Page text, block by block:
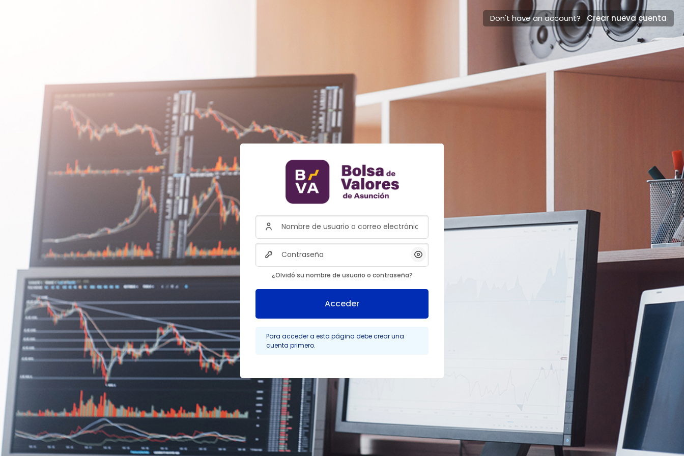
Don't have an account? Crear nueva cuenta
Saltar a creación de una nueva cuenta
Nombre de usuario o correo electrónico
Contraseña
Mostrar/Ocultar Contraseña
¿Olvidó su nombre de usuario o contraseña?
Acceder
Para acceder a esta página debe crear una
cuenta primero.